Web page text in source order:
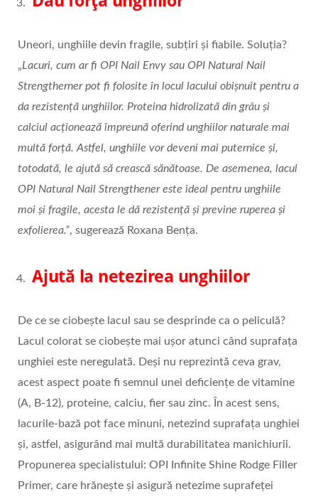
Uneori, unghiile devin fragile, subțiri și fiabile. Soluția?
„Lacuri, cum ar fi OPI Nail Envy sau OPI Natural Nail
Strengtherner pot fi folosite în locul lacului obișnuit pentru a
da rezistență unghiilor. Proteina hidrolizată din grâu și
calciul acționează împreună oferind unghiilor naturale mai
multă forță. Astfel, unghiile vor deveni mai puternice și,
totodată, le ajută să crească sănătoase. De asemenea, lacul
OPI Natural Nail Strengthener este ideal pentru unghiile
moi și fragile, acesta le dă rezistență și previne ruperea și
exfolierea.”, sugerează Roxana Bența.
Ajută la netezirea unghiilor
De ce se ciobește lacul sau se desprinde ca o peliculă?
Lacul colorat se ciobește mai ușor atunci când suprafața
unghiei este neregulată. Deși nu reprezintă ceva grav,
acest aspect poate fi semnul unei deficiențe de vitamine
(A, B-12), proteine, calciu, fier sau zinc. În acest sens,
lacurile-bază pot face minuni, netezind suprafața unghiei
și, astfel, asigurând mai multă durabilitatea manichiurii.
Propunerea specialistului: OPI Infinite Shine Rodge Filler
Primer, care hrănește și asigură netezime suprafeței